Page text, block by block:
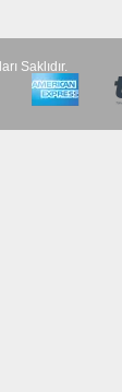
Saklıdır.